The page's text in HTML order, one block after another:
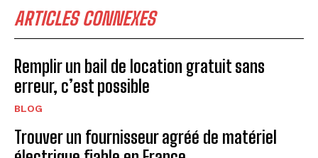
ARTICLES CONNEXES
Remplir un bail de location gratuit sans
erreur, c’est possible
BLOG
Trouver un fournisseur agréé de matériel